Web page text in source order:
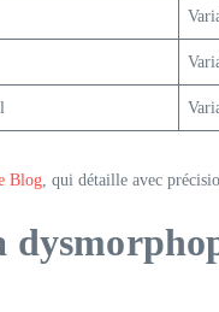
Blog, qui détaille avec